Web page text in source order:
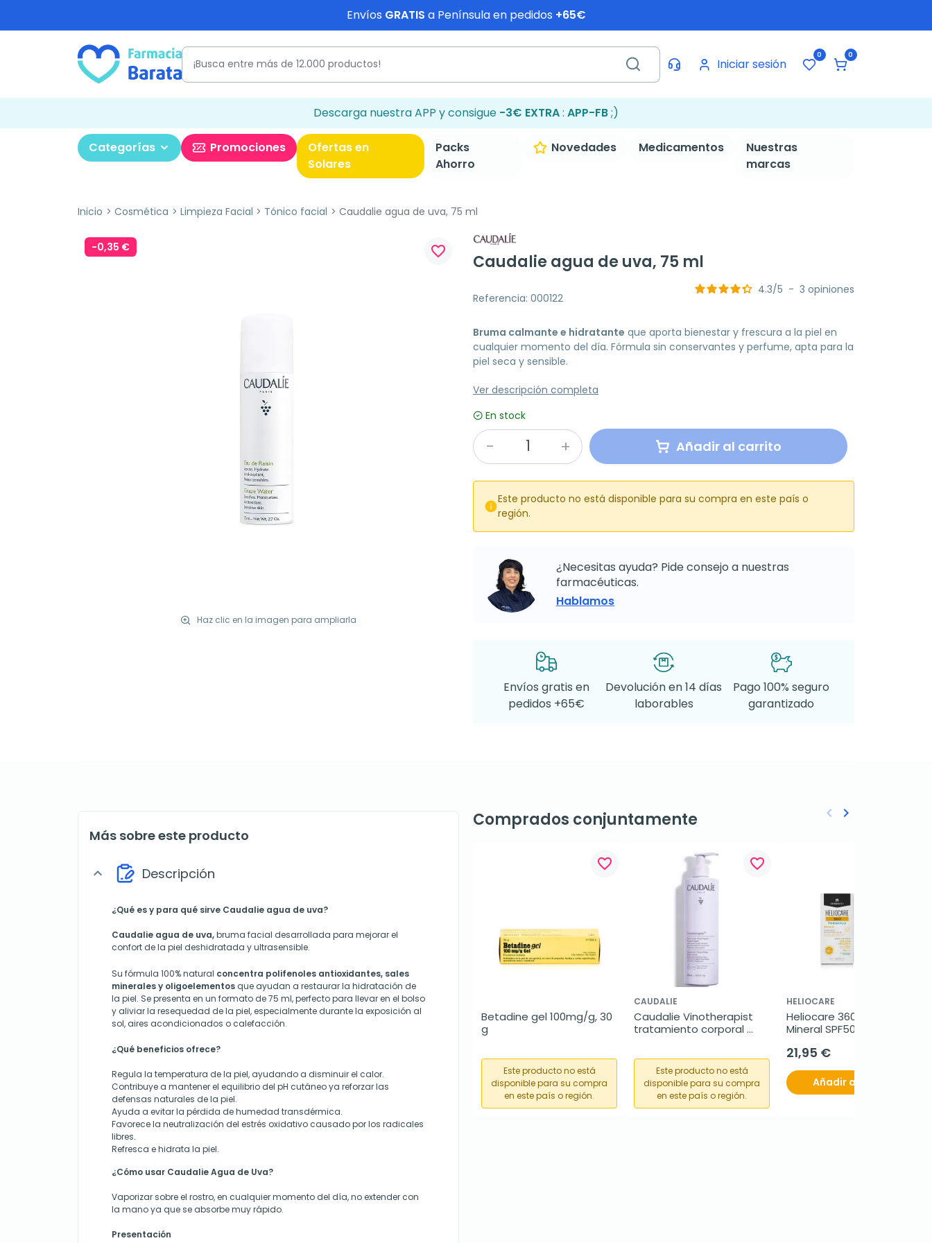
Envíos GRATIS a Península en pedidos +65€
Iniciar sesión
0 0
Descarga nuestra APP y consigue -3€ EXTRA: APP-FB;)
Categorías Promociones
Ofertas en
Solares
Packs
Ahorro
Novedades Medicamentos
Nuestras
marcas
Inicio Cosmética Limpieza Facial Tónico facial Caudalie agua de uva, 75 ml
-0,35 €
Haz clic en la imagen para ampliarla
favorite_border
Caudalie agua de uva, 75 ml
Referencia: 000122
4.3/5 - 3 opiniones
Bruma calmante e hidratante que aporta bienestar y frescura a la piel en
cualquier momento del día. Fórmula sin conservantes y perfume, apta para la
piel seca y sensible.
Ver descripción completa
En stock
Añadir al carrito

Este producto no está disponible para su compra en este país o
región.
¿Necesitas ayuda? Pide consejo a nuestras
farmacéuticas.
Hablamos
Envíos gratis en
pedidos +65€
Devolución en 14 días
laborables
Pago 100% seguro
garantizado
Más sobre este producto
expand_more Descripción
¿Qué es y para qué sirve Caudalie agua de uva?
Caudalie agua de uva,bruma facial desarrollada para mejorar el
confort de la piel deshidratada y ultrasensible.
Su fórmula 100% natural concentra polifenoles antioxidantes, sales
minerales y oligoelementos que ayudan a restaurar la hidratación de
la piel. Se presenta en un formato de 75 ml, perfecto para llevar en el bolso
y aliviar la resequedad de la piel, especialmente durante la exposición al
sol, aires acondicionados o calefacción.
¿Qué beneficios ofrece?
Regula la temperatura de la piel, ayudando a disminuir el calor.
Contribuye a mantener el equilibrio del pH cutáneo ya reforzar las
defensas naturales de la piel.
Ayuda a evitar la pérdida de humedad transdérmica.
Favorece la neutralización del estrés oxidativo causado por los radicales
libres.
Refresca e hidrata la piel.
¿Cómo usar Caudalie Agua de Uva?
Vaporizar sobre el rostro, en cualquier momento del día, no extender con
la mano ya que se absorbe muy rápido.
Presentación
Comprados conjuntamente
favorite_border
Betadine gel 100mg/g, 30
g
Este producto no está
disponible para su compra
en este país o región.
favorite_border
CAUDALIE
Caudalie Vinotherapist
tratamiento corporal
Este producto no está
disponible para su compra
en este país o región.
HELIOCARE
Heliocare 360 Pediatrics
Mineral SPF50+, 50 ml
21,95 €
Añadir al carrito
Anterior
keyboard_arrow_left Siguiente
keyboard_arrow_right